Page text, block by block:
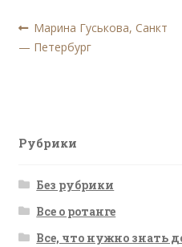
Навигация
по
Предыдущая
запись:
Марина Гуськова, Санкт
— Петербург
Рубрики
Без рубрики
Все о ротанге
Все, что нужно знать